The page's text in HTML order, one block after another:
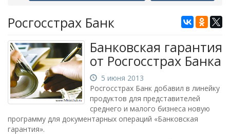
Росгосстрах Банк
Банковская гарантия
от Росгосстрах Банка
5 июня 2013
Росгосстрах Банк добавил в линейку
продуктов для представителей
среднего и малого бизнеса новую
программу для документарных операций «Банковская
гарантия».